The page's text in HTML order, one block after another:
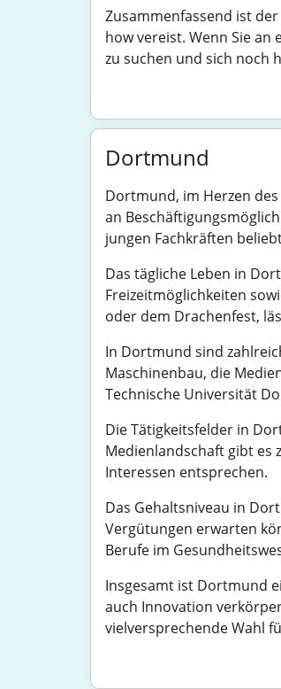
Zusammenfassend ist
how vereist. Wenn Sie
zu suchen und sich noch
Dortmund
Dortmund, im Herzen
an
jungen Fachkräften
Das tägliche Leben in
Freizeitmöglichkeiten
oder dem Drachenfest,
In Dortmund sind
Maschinenbau, die
Technische Universität
Die Tätigkeitsfelder in
Medienlandschaft gibt es
Interessen entsprechen.
Das Gehaltsniveau in
Vergütungen erwarten
Berufe im
Insgesamt ist Dortmund
auch Innovation
vielversprechende Wahl